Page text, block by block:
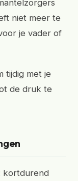
niet meer te
je vader of
tijdig met je
de druk te
kortdurend